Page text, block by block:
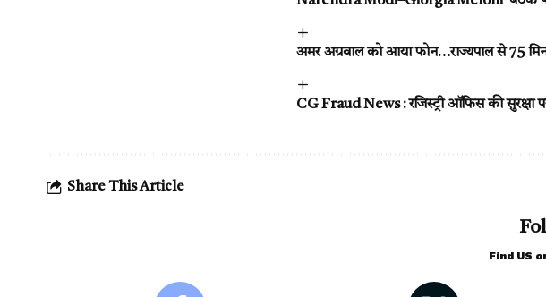
अमर अग्रवाल को आया फोन…राज्यपाल से 75
CG Fraud News : रजिस्ट्री ऑफिस की
Share This Article
Find US